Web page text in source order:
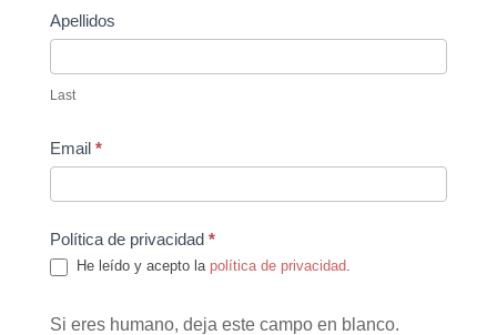
Apellidos
Last
Email *
Política de privacidad *
He leído y acepto la política de privacidad
Si eres humano, deja este campo en blanco.